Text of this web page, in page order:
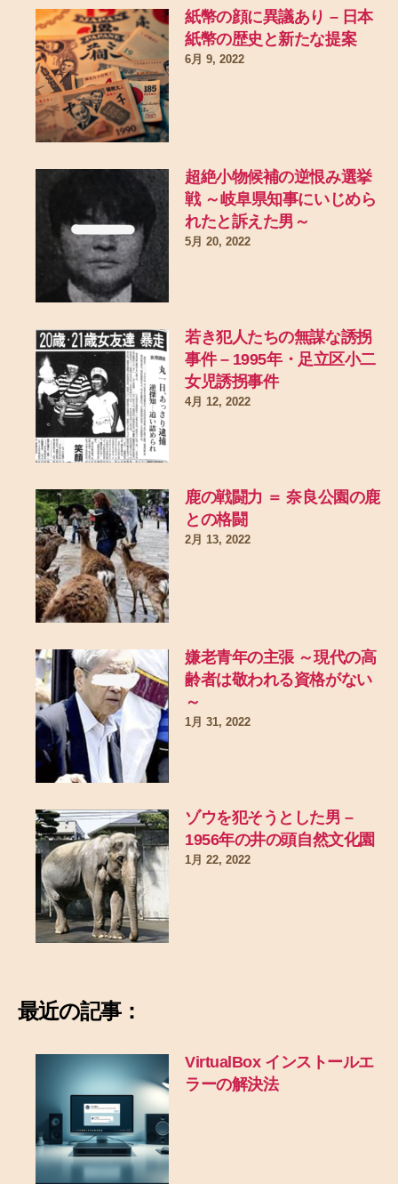
紙幣の顔に異議あり – 日本
紙幣の歴史と新たな提案
6月 9, 2022
超絶小物候補の逆恨み選挙
戦 ～岐阜県知事にいじめら
れたと訴えた男～
5月 20, 2022
若き犯人たちの無謀な誘拐
事件 – 1995年・足立区小二
女児誘拐事件
4月 12, 2022
鹿の戦闘力 ＝ 奈良公園の鹿
との格闘
2月 13, 2022
嫌老青年の主張 ～現代の高
齢者は敬われる資格がない
～
1月 31, 2022
ゾウを犯そうとした男 –
1956年の井の頭自然文化園
1月 22, 2022
最近の記事：
VirtualBox インストールエ
ラーの解決法